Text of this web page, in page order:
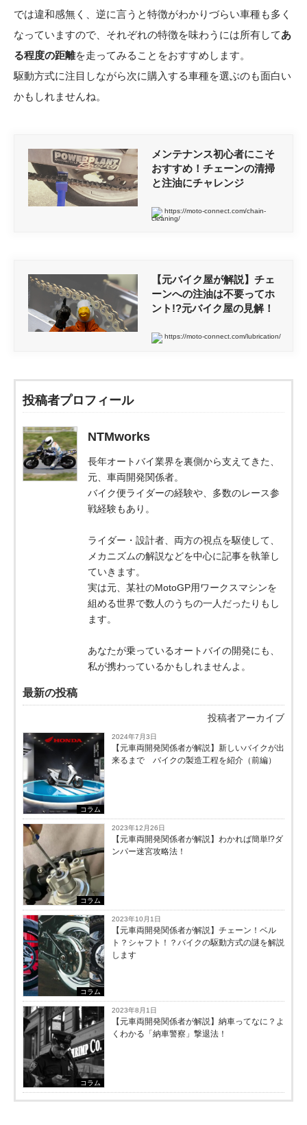
では違和感無く、逆に言うと特徴がわかりづらい車種も多く
なっていますので、それぞれの特徴を味わうには所有してあ
る程度の距離を走ってみることをおすすめします。
駆動方式に注目しながら次に購入する車種を選ぶのも面白い
かもしれませんね。
メンテナンス初心者にこそ
おすすめ！チェーンの清掃
と注油にチャレンジ
https://moto-connect.com/chain-
cleaning/
【元バイク屋が解説】チェ
ーンへの注油は不要ってホ
ント!?元バイク屋の見解！
https://moto-connect.com/lubrication/
投稿者プロフィール
NTMworks
長年オートバイ業界を裏側から支えてきた、
元、車両開発関係者。
バイク便ライダーの経験や、多数のレース参
戦経験もあり。
ライダー・設計者、両方の視点を駆使して、
メカニズムの解説などを中心に記事を執筆し
ていきます。
実は元、某社のMotoGP用ワークスマシンを
組める世界で数人のうちの一人だったりもし
ます。
あなたが乗っているオートバイの開発にも、
私が携わっているかもしれませんよ。
最新の投稿
投稿者アーカイブ
コラム
2024年7月3日
【元車両開発関係者が解説】新しいバイクが出
来るまで バイクの製造工程を紹介（前編）
コラム
2023年12月26日
【元車両開発関係者が解説】わかれば簡単!?ダ
ンパー迷宮攻略法！
コラム
2023年10月1日
【元車両開発関係者が解説】チェーン！ベル
ト？シャフト！？バイクの駆動方式の謎を解説
します
コラム
2023年8月1日
【元車両開発関係者が解説】納車ってなに？よ
くわかる「納車警察」撃退法！